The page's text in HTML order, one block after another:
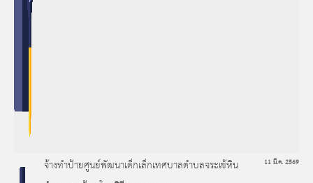
จ้างทำป้ายศูนย์พัฒนาเด็กเล็กเทศบาลตำบลจระเข้หิน
11 มี.ค. 2569